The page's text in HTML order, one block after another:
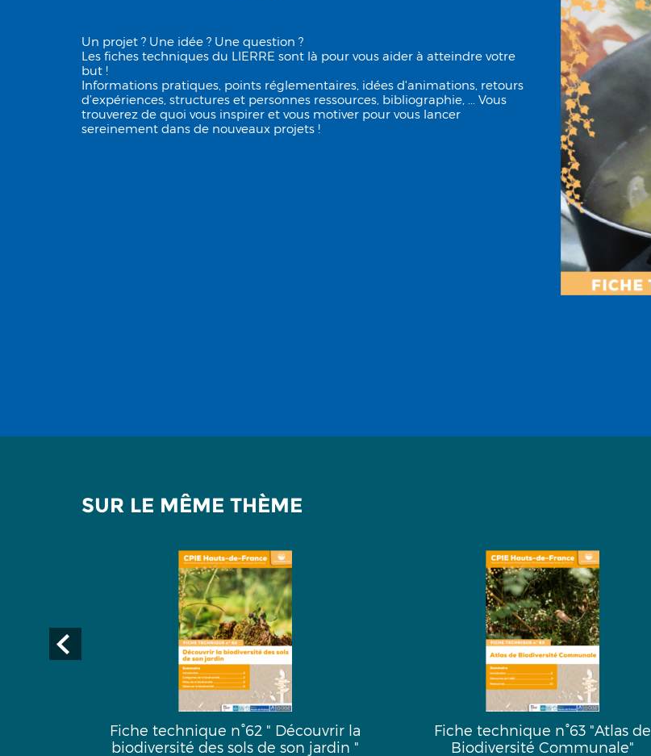
Un projet ? Une idée ? Une question ?
Les fiches techniques du LIERRE sont là pour vous aider à atteindre votre
but !
Informations pratiques, points réglementaires, idées d'animations, retours
d’expériences, structures et personnes ressources, bibliographie, ... Vous
trouverez de quoi vous inspirer et vous motiver pour vous lancer
sereinement dans de nouveaux projets !
SUR LE MÊME THÈME
Fiche technique n°62 " Découvrir la
biodiversité des sols de son jardin "
Fiche technique n°63 "Atlas de
Biodiversité Communale"